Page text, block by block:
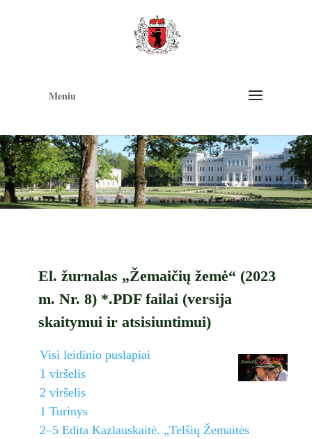
Meniu
El. žurnalas „Žemaičių žemė“ (2023
m. Nr. 8) *.PDF failai (versija
skaitymui ir atsisiuntimui)
Visi leidinio puslapiai
1 viršelis
2 viršelis
1 Turinys
2–5 Edita Kazlauskaitė. „Telšių Žemaitės